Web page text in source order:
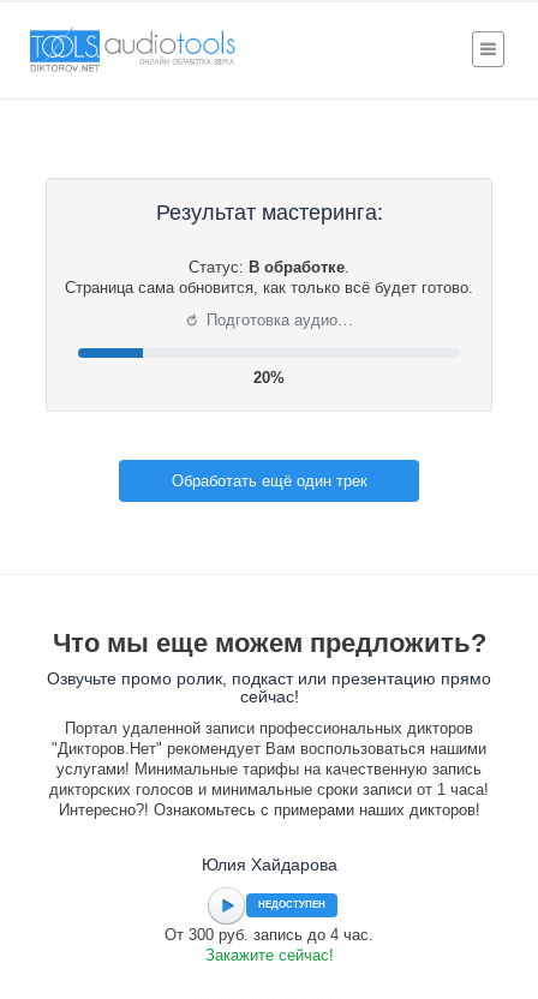
Результат мастеринга:
Статус: В обработке.
Страница сама обновится, как только всё будет готово.
⟳ Подготовка аудио…
20%
Обработать ещё один трек
Что мы еще можем предложить?
Озвучьте промо ролик, подкаст или презентацию прямо
сейчас!
Портал удаленной записи профессиональных дикторов
"Дикторов.Нет" рекомендует Вам воспользоваться нашими
услугами! Минимальные тарифы на качественную запись
дикторских голосов и минимальные сроки записи от 1 часа!
Интересно?! Ознакомьтесь с примерами наших дикторов!
Юлия Хайдарова
НЕДОСТУПЕН
От 300 руб. запись до 4 час.
Закажите сейчас!